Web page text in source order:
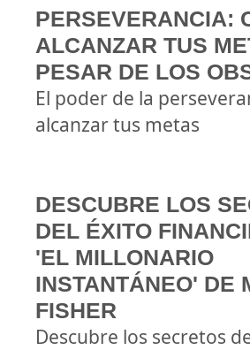
PERSEVERANCIA:
ALCANZAR TUS
PESAR DE LOS
El poder de la
alcanzar tus metas
DESCUBRE LOS
DEL ÉXITO
'EL MILLONARIO
INSTANTÁNEO' DE
FISHER
Descubre los secretos